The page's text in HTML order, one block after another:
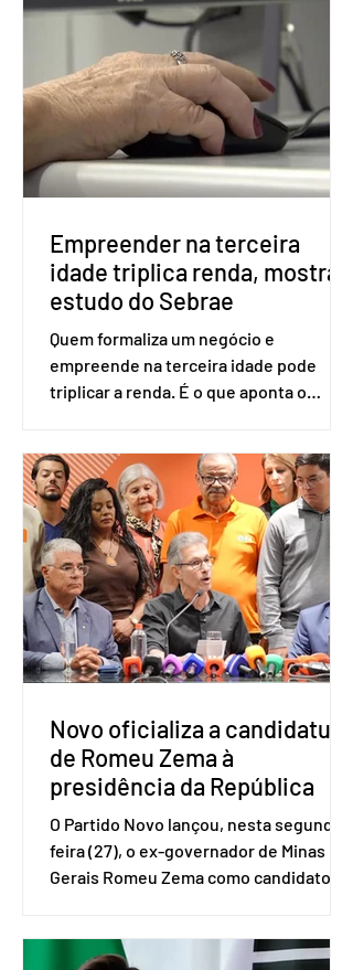
obrigatória para exercer o direito ao
voto. Se o título estiver regular, o
eleitor pode votar mesmo sem ter
realizado esse cadastro. Neste caso,
será exigido o documento de
identificação para acesso à urna
eletrônica. Se a urna eletrônica não
reconh
Empreender na terceira
idade triplica renda, mostra
estudo do Sebrae
Quem formaliza um negócio e
empreende na terceira idade pode
triplicar a renda. É o que aponta o
Amostra de Domicílio (PNAD Contínua),
do Serviço Brasileiro de Apoio às Micro
e Pequenas Empresas (Sebrae),
realizado a partir de dados do Instituto
Brasileiro de Geografia e Estatística
(IBGE). O estudo do Sebrae mostra que,
no quarto trimestre de 2025, os
empreendedores 60+ formalizados
atingiram o maior rendime
Novo oficializa a candidatura
de Romeu Zema à
presidência da República
O Partido Novo lançou, nesta segunda-
feira (27), o ex-governador de Minas
Gerais Romeu Zema como candidato à
Brasília. O Novo ainda não definiu quem